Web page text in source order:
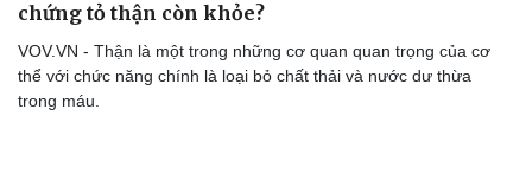
chứng tỏ thận còn khỏe?
VOV.VN - Thận là một trong những cơ quan quan trọng của cơ
thể với chức năng chính là loại bỏ chất thải và nước dư thừa
trong máu.